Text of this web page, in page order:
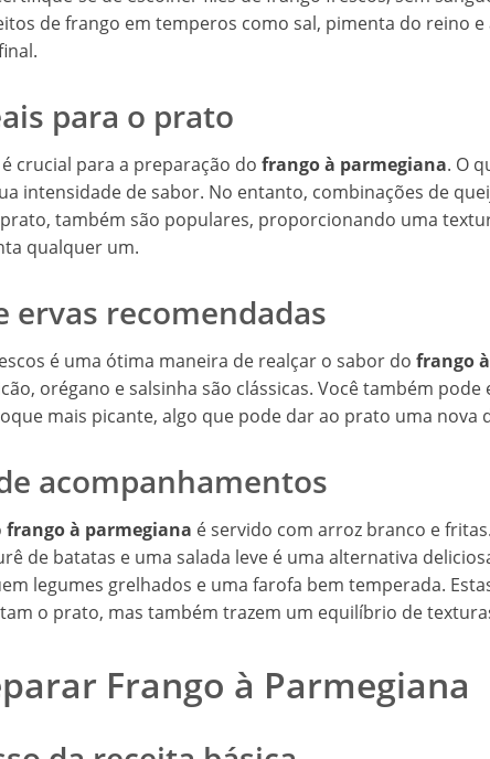
de frango em temperos como sal, pimenta do reino e
para o prato
crucial para a preparação do frango à parmegiana. O
intensidade de sabor. No entanto, combinações de
também são populares, proporcionando uma
qualquer um.
ervas recomendadas
é uma ótima maneira de realçar o sabor do frango
orégano e salsinha são clássicas. Você também
mais picante, algo que pode dar ao prato uma nova
acompanhamentos
frango à parmegiana é servido com arroz branco e
de batatas e uma salada leve é uma alternativa
legumes grelhados e uma farofa bem temperada.
o prato, mas também trazem um equilíbrio de
Frango à Parmegiana